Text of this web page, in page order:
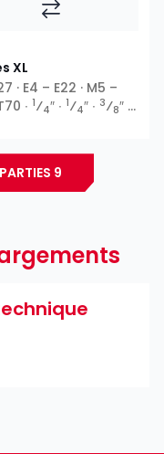
XL
· E4 – E22 · M5 –
∙ 1⁄4″ ∙ 1⁄4″ ∙ 3⁄8″ ∙
9